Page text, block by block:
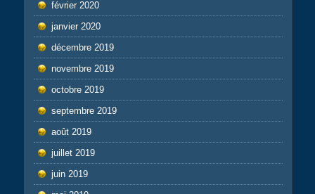
février 2020
janvier 2020
décembre 2019
novembre 2019
octobre 2019
septembre 2019
août 2019
juillet 2019
juin 2019